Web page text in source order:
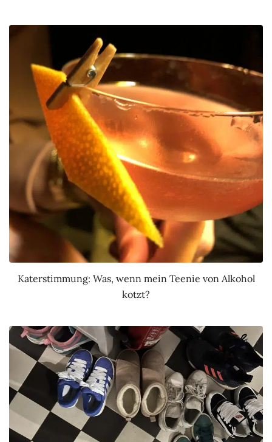
Katerstimmung: Was, wenn mein Teenie von Alkohol
kotzt?